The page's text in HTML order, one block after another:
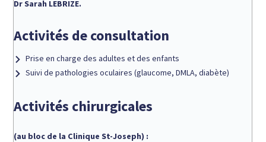
Dr Sarah LEBRIZE.
Activités de consultation
Prise en charge des adultes et des enfants
Suivi de pathologies oculaires (glaucome, DMLA, diabète)
Activités chirurgicales
(au bloc de la Clinique St-Joseph) :